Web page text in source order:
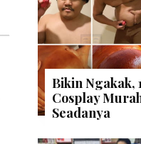
Bikin Ngakak,
Cosplay
Seadanya